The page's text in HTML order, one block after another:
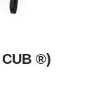
CUB ®)